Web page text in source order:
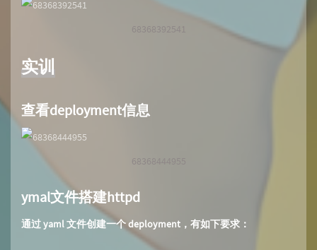
68368392541
实训
查看deployment信息
68368444955
ymal文件搭建httpd
通过 yaml 文件创建一个 deployment，有如下要求：